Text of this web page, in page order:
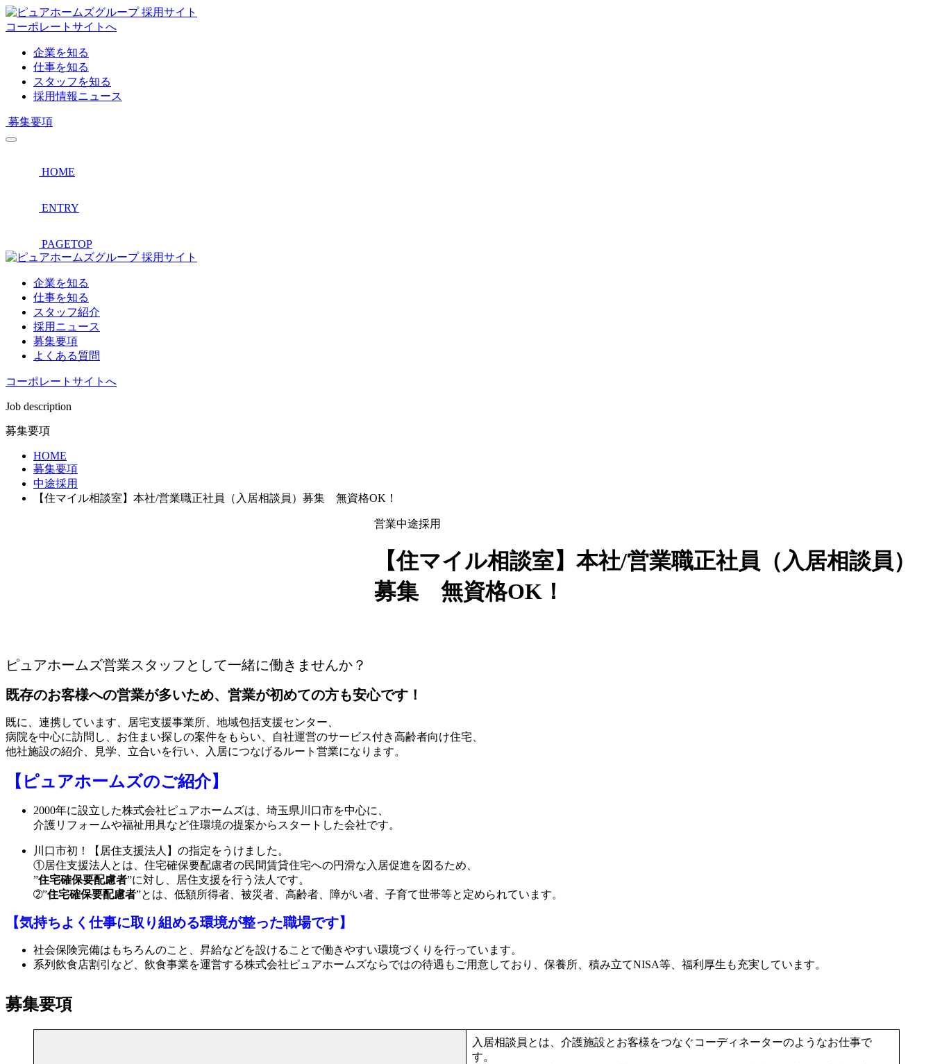
採用サイト
コーポレートサイトへ
企業を知る
仕事を知る
スタッフを知る
採用情報ニュース
募集要項
HOME
ENTRY
PAGETOP
採用サイト
企業を知る
仕事を知る
スタッフ紹介
採用ニュース
募集要項
よくある質問
コーポレートサイトへ
Job description
募集要項
HOME
募集要項
中途採用
【住マイル相談室】本社/営業職正社員（入居相談員）募集 無資格OK！
営業中途採用
【住マイル相談室】本社/営業職正社員（入居相談員）
募集 無資格OK！
ピュアホームズ営業スタッフとして一緒に働きませんか？
既存のお客様への営業が多いため、営業が初めての方も安心です！
既に、連携しています、居宅支援事業所、地域包括支援センター、
病院を中心に訪問し、お住まい探しの案件をもらい、自社運営のサービス付き高齢者向け住宅、
他社施設の紹介、見学、立合いを行い、入居につなげるルート営業になります。
【ピュアホームズのご紹介】
2000年に設立した株式会社ピュアホームズは、埼玉県川口市を中心に、
介護リフォームや福祉用具など住環境の提案からスタートした会社です。
川口市初！【居住支援法人】の指定をうけました。
①居住支援法人とは、住宅確保要配慮者の民間賃貸住宅への円滑な入居促進を図るため、
”住宅確保要配慮者”に対し、居住支援を行う法人です。
➁”住宅確保要配慮者”とは、低額所得者、被災者、高齢者、障がい者、子育て世帯等と定められています。
【気持ちよく仕事に取り組める環境が整った職場です】
社会保険完備はもちろんのこと、昇給などを設けることで働きやすい環境づくりを行っています。
系列飲食店割引など、飲食事業を運営する株式会社ピュアホームズならではの待遇もご用意しており、保養所、積み立てNISA等、福利厚生も充実しています。
募集要項
入居相談員とは、介護施設とお客様をつなぐコーディネーターのようなお仕事で
す。